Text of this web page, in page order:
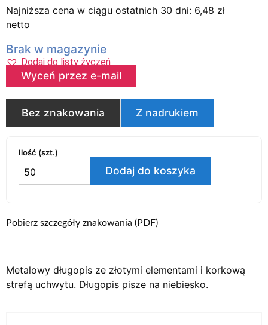
Najniższa cena w ciągu ostatnich 30 dni: 6,48 zł
netto
Brak w magazynie
Dodaj do listy życzeń
Wyceń przez e-mail
Bez znakowania Z nadrukiem
Ilość (szt.)
Dodaj do koszyka
Pobierz szczegóły znakowania (PDF)
Metalowy długopis ze złotymi elementami i korkową
strefą uchwytu. Długopis pisze na niebiesko.